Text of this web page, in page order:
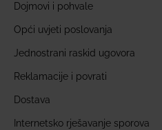
Dojmovi i pohvale
Opći uvjeti poslovanja
Jednostrani raskid ugovora
Reklamacije i povrati
Dostava
Internetsko rješavanje sporova